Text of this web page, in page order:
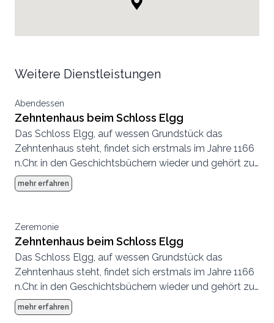
Weitere Dienstleistungen
Abendessen
Zehntenhaus beim Schloss Elgg
Das Schloss Elgg, auf wessen Grundstück das
Zehntenhaus steht, findet sich erstmals im Jahre 1166
n.Chr. in den Geschichtsbüchern wieder und gehört zu
den originalbelassendsten Schlössern Europas. Das
Zehntehaus wurde anfangs 2020 sanft renoviert und
Festsaal und dem einzigartigen Gewölbekeller der
Öffentlichkeit zugänglich gemacht.
mehr erfahren
Zeremonie
Zehntenhaus beim Schloss Elgg
Das Schloss Elgg, auf wessen Grundstück das
Zehntenhaus steht, findet sich erstmals im Jahre 1166
n.Chr. in den Geschichtsbüchern wieder und gehört zu
den originalbelassendsten Schlössern Europas. Das
Zehntehaus wurde anfangs 2020 sanft renoviert und
mehr erfahren